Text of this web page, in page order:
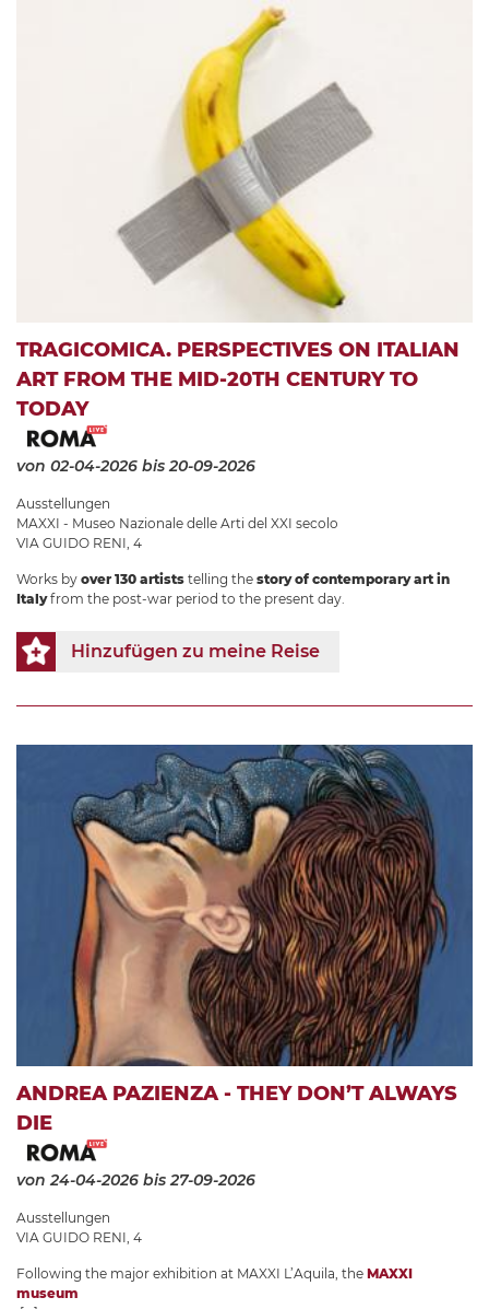
TRAGICOMICA. PERSPECTIVES ON ITALIAN
ART FROM THE MID-20TH CENTURY TO
TODAY
von 02-04-2026 bis 20-09-2026
Ausstellungen
MAXXI - Museo Nazionale delle Arti del XXI secolo
VIA GUIDO RENI, 4
Works by over 130 artists telling the story of contemporary art in
Italyfrom the post-war period to the present day.
Hinzufügen zu meine Reise
ANDREA PAZIENZA - THEY DON’T ALWAYS
DIE
von 24-04-2026 bis 27-09-2026
Ausstellungen
VIA GUIDO RENI, 4
Following the major exhibition at MAXXI L’Aquila, the MAXXI
museum